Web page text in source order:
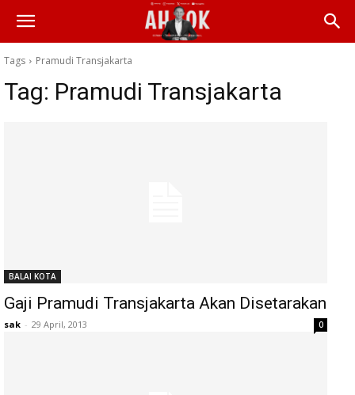
Tags Pramudi Transjakarta
Tag: Pramudi Transjakarta
BALAI KOTA
Gaji Pramudi Transjakarta Akan Disetarakan
sak - 29 April, 2013 0